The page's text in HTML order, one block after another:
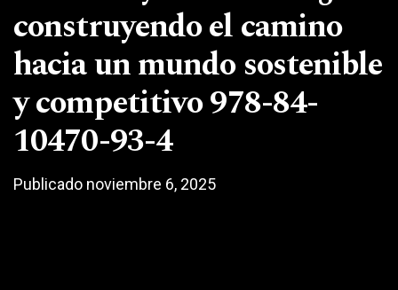
construyendo el camino
hacia un mundo sostenible
y competitivo 978-84-
10470-93-4
Publicado noviembre 6, 2025